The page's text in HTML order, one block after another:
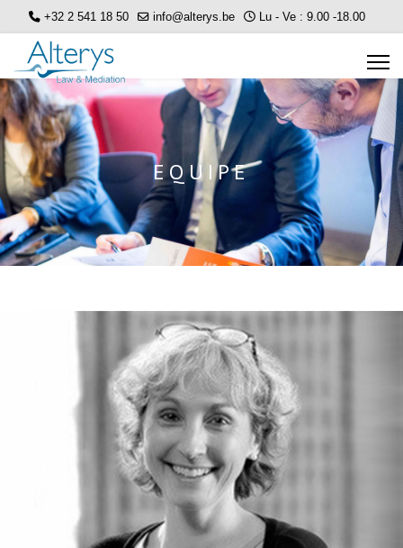
+32 2 541 18 50 info@alterys.be Lu - Ve : 9.00 -18.00
EQUIPE